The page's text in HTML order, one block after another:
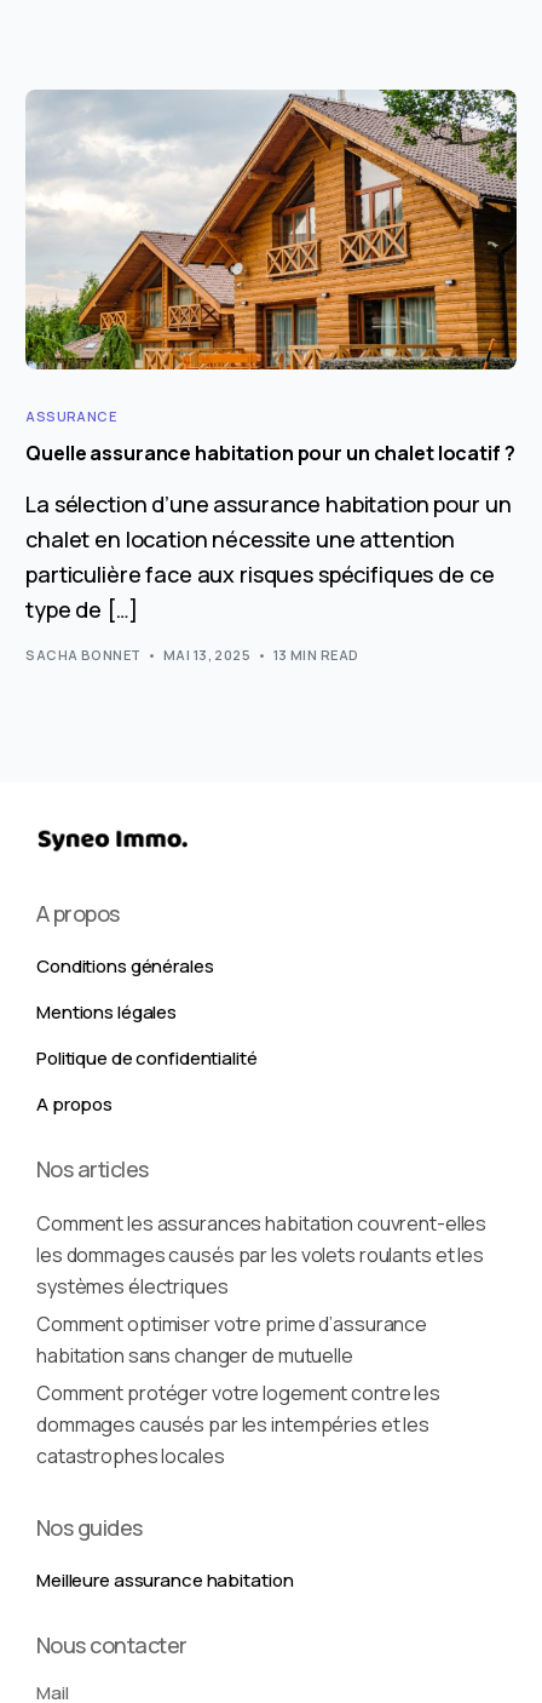
ASSURANCE
Quelle assurance habitation pour un chalet locatif ?
La sélection d’une assurance habitation pour un
chalet en location nécessite une attention
particulière face aux risques spécifiques de ce
type de […]
SACHA BONNET MAI 13, 2025 13 MIN READ
A propos
Conditions générales
Mentions légales
Politique de confidentialité
A propos
Nos articles
Comment les assurances habitation couvrent-elles
les dommages causés par les volets roulants et les
systèmes électriques
Comment optimiser votre prime d’assurance
habitation sans changer de mutuelle
Comment protéger votre logement contre les
dommages causés par les intempéries et les
catastrophes locales
Nos guides
Meilleure assurance habitation
Nous contacter
Mail